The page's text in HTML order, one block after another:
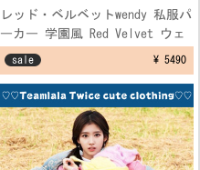
レッド・ベルベットwendy 私服パ
ーカー 学園風 Red Velvet ウェ
ンディ 空港ファッション制服 フ
sale ¥ 5490